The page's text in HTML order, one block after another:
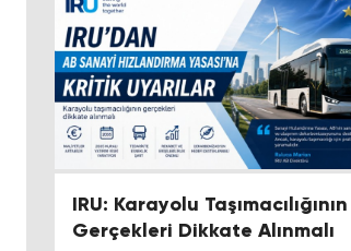
IRU: Karayolu Taşımacılığının
Gerçekleri Dikkate Alınmalı